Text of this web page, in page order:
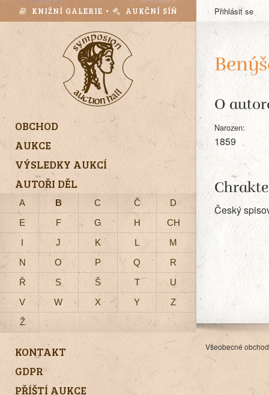
KNIŽNÍ GALERIE • AUKČNÍ SÍŇ
OBCHOD
AUKCE
VÝSLEDKY AUKCÍ
AUTOŘI DĚL
A B C Č
D
E
F G H
CH
I
J K L
M
N
O P Q
R
Ř
S Š T
U
V
W X Y
Z
Ž
KONTAKT
GDPR
PŘÍŠTÍ AUKCE
Přihlásit se
O
Narozen:
1859
Český
Všeobecné